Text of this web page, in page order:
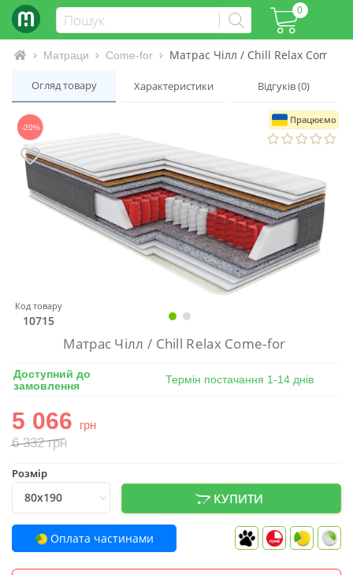
0
Інтернет-магазин матраців та ліжок
Матраци Come-for Матрас Чілл / Chill Relax Come-
Огляд товару Характеристики Відгуків (0)
Працюємо
-20%
Код товару
10715
Матрас Чілл / Chill Relax Come-for
Доступний до
замовлення
Термін постачання 1-14 днів
5 066 грн
6 332грн
Розмір
КУПИТИ
Оплата частинами